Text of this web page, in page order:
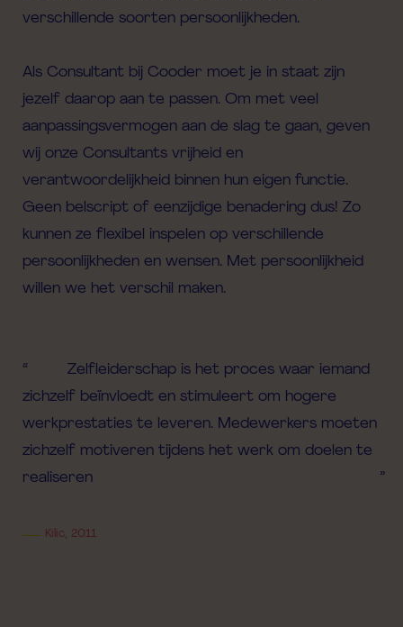
verschillende soorten persoonlijkheden.
Als Consultant bij Cooder moet je in staat zijn
jezelf daarop aan te passen. Om met veel
aanpassingsvermogen aan de slag te gaan, geven
wij onze Consultants vrijheid en
verantwoordelijkheid binnen hun eigen functie.
Geen belscript of eenzijdige benadering dus! Zo
kunnen ze flexibel inspelen op verschillende
persoonlijkheden en wensen. Met persoonlijkheid
willen we het verschil maken.
Zelfleiderschap is het proces waar iemand
zichzelf beïnvloedt en stimuleert om hogere
werkprestaties te leveren. Medewerkers moeten
zichzelf motiveren tijdens het werk om doelen te
realiseren
Kilic, 2011